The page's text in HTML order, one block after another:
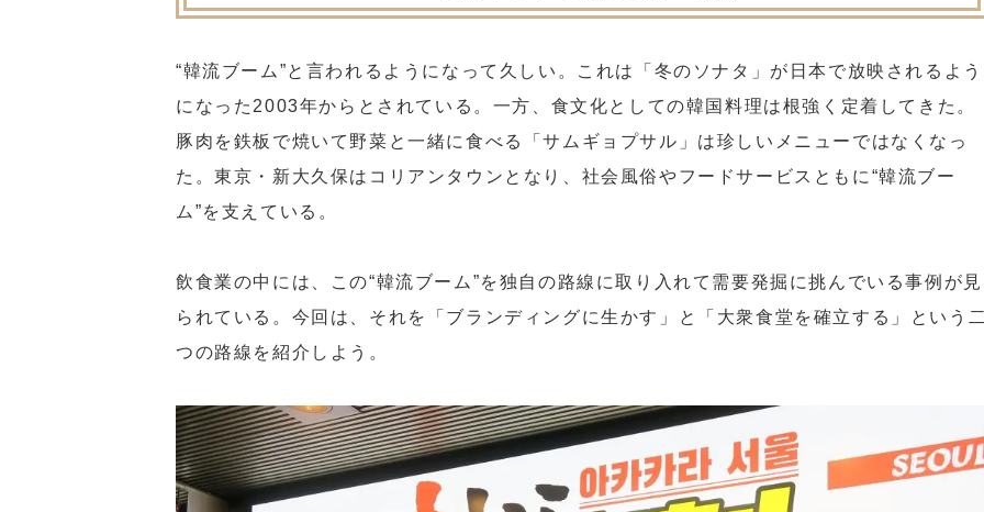
“韓流ブーム”と言われるようになって久しい。これは「冬のソナタ」が日本で放映されるよう
になった2003年からとされている。一方、食文化としての韓国料理は根強く定着してきた。
豚肉を鉄板で焼いて野菜と一緒に食べる「サムギョプサル」は珍しいメニューではなくなっ
た。東京・新大久保はコリアンタウンとなり、社会風俗やフードサービスともに“韓流ブー
ム”を支えている。
飲食業の中には、この“韓流ブーム”を独自の路線に取り入れて需要発掘に挑んでいる事例が見
られている。今回は、それを「ブランディングに生かす」と「大衆食堂を確立する」という
つの路線を紹介しよう。